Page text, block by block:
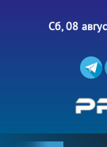
Сб, 08